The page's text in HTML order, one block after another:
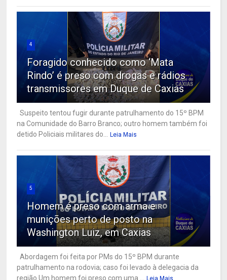
4
Foragido conhecido como ‘Mata
Rindo’ é preso com drogas e rádios
transmissores em Duque de Caxias
Suspeito tentou fugir durante patrulhamento do 15º BPM
na Comunidade do Barro Branco; outro homem também foi
detido Policiais militares do...
Leia Mais
5
Homem é preso com arma e
munições perto de posto na
Washington Luiz, em Caxias
Abordagem foi feita por PMs do 15º BPM durante
patrulhamento na rodovia; caso foi levado à delegacia da
região Um homem foi preso com uma ...
Leia Mais